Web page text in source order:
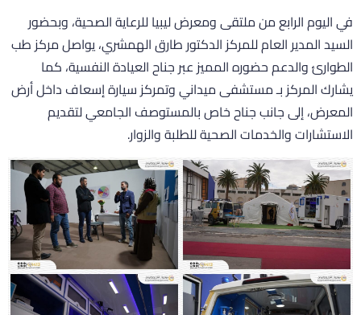
اليوم الرابع من ملتقى ومعرض ليبيا للرعاية الصحية، وبحضور
المدير العام للمركز الدكتور طارق الهمشري، يواصل مركز طب
والدعم حضوره المميز عبر جناح العيادة النفسية، كما
المركز بـ مستشفى ميداني وتمركز سيارة إسعاف داخل أرض
إلى جانب جناح خاص بالمستوصف الجامعي لتقديم
والخدمات الصحية للطلبة والزوار.